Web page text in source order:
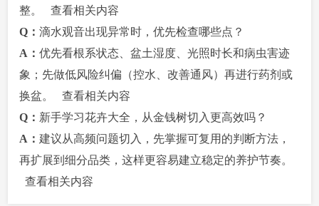
整。
查看相关内容
Q：滴水观音出现异常时，优先检查哪些点？
A：优先看根系状态、盆土湿度、光照时长和病虫害迹
象；先做低风险纠偏（控水、改善通风）再进行药剂或
换盆。
查看相关内容
Q： 新手学习花卉大全，从金钱树切入更高效吗？
A：建议从高频问题切入，先掌握可复用的判断方法，
再扩展到细分品类，这样更容易建立稳定的养护节奏。
查看相关内容